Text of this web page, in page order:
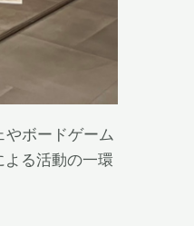
やボードゲーム
る活動の一環